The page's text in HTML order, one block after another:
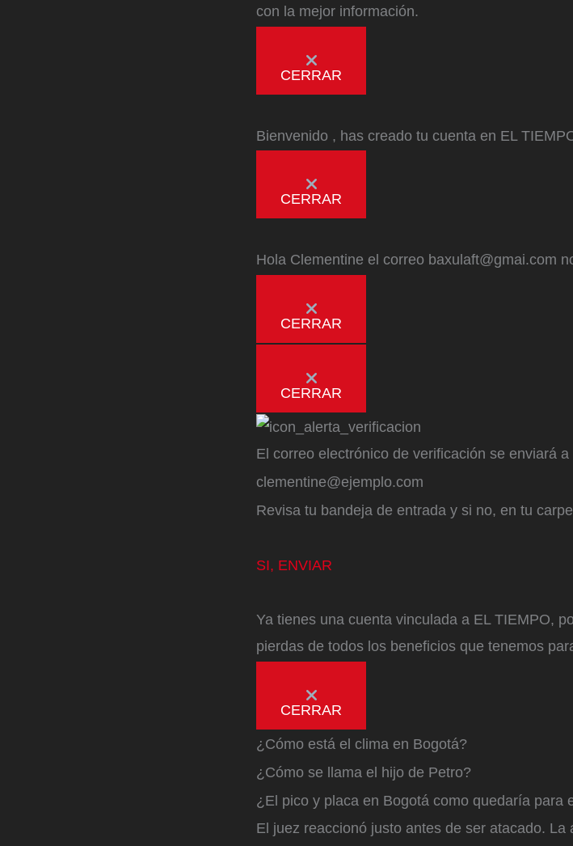
con la mejor información.
CERRAR
Bienvenido , has creado tu cuenta en EL
CERRAR
Hola Clementine el correo baxulaft@gmai.com
CERRAR
CERRAR
El correo electrónico de verificación se enviará a
clementine@ejemplo.com
Revisa tu bandeja de entrada y si no, en tu
SI, ENVIAR
Ya tienes una cuenta vinculada a EL TIEMPO,
pierdas de todos los beneficios que tenemos
CERRAR
¿Cómo está el clima en Bogotá?
¿Cómo se llama el hijo de Petro?
¿El pico y placa en Bogotá como quedaría para
El juez reaccionó justo antes de ser atacado.